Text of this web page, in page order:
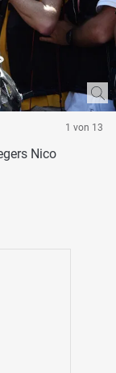
1 von 13
Nico